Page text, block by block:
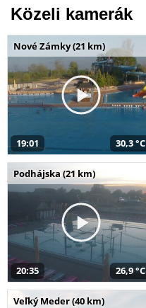
Közeli kamerák
Nové Zámky (21 km)
19:01 30,3 °C
Podhájska (21 km)
20:35 26,9 °C
Veľký Meder (40 km)